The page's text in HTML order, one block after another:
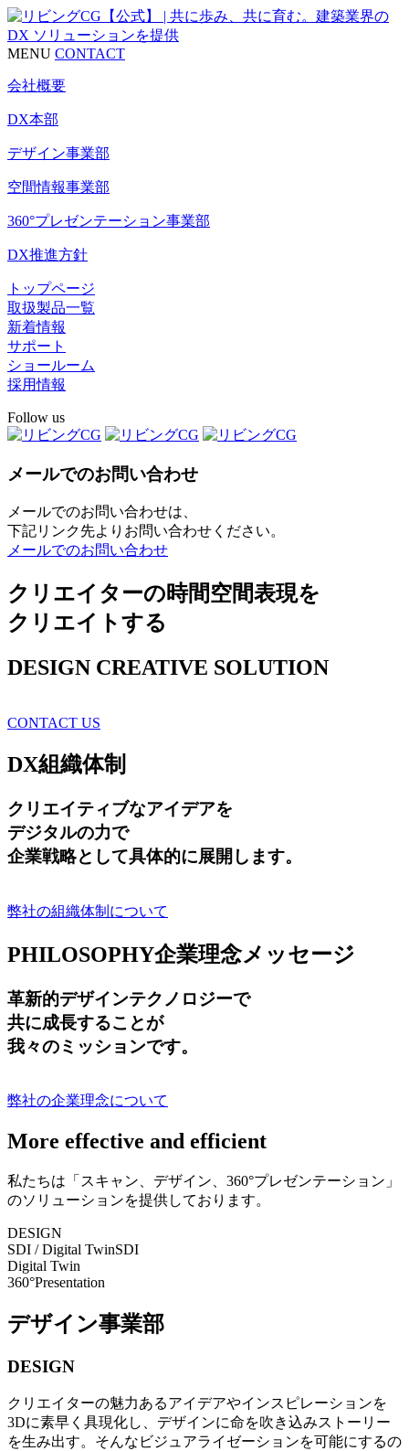
MENU CONTACT
会社概要
DX本部
デザイン事業部
空間情報事業部
360°プレゼンテーション事業部
DX推進方針
トップページ
取扱製品一覧
新着情報
サポート
ショールーム
採用情報
Follow us
メールでのお問い合わせ
メールでのお問い合わせは、
下記リンク先よりお問い合わせください。
メールでのお問い合わせ
クリエイターの時間空間表現を
クリエイトする
DESIGN CREATIVE SOLUTION
CONTACT US
DX組織体制
クリエイティブなアイデアを
デジタルの力で
企業戦略として具体的に展開します。
弊社の組織体制について
PHILOSOPHY企業理念メッセージ
革新的デザインテクノロジーで
共に成長することが
我々のミッションです。
弊社の企業理念について
More effective and efficient
私たちは「スキャン、デザイン、360°プレゼンテーション」
のソリューションを提供しております。
DESIGN
SDI / Digital TwinSDI
Digital Twin
360°Presentation
デザイン事業部
DESIGN
クリエイターの魅力あるアイデアやインスピレーションを
3Dに素早く具現化し、デザインに命を吹き込みストーリー
を生み出す。そんなビジュアライゼーションを可能にするの